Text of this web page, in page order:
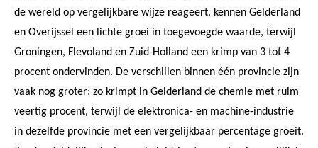
de wereld op vergelijkbare wijze reageert, kennen Gelderland
en Overijssel een lichte groei in toegevoegde waarde, terwijl
Groningen, Flevoland en Zuid-Holland een krimp van 3 tot 4
procent ondervinden. De verschillen binnen één provincie zijn
vaak nog groter: zo krimpt in Gelderland de chemie met ruim
veertig procent, terwijl de elektronica- en machine-industrie
in dezelfde provincie met een vergelijkbaar percentage groeit.